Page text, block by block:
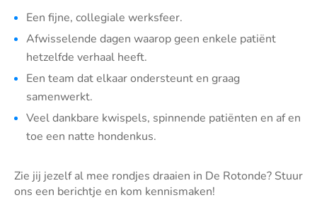
Een fijne, collegiale werksfeer.
Afwisselende dagen waarop geen enkele patiënt
hetzelfde verhaal heeft.
Een team dat elkaar ondersteunt en graag
samenwerkt.
Veel dankbare kwispels, spinnende patiënten en af en
toe een natte hondenkus.
Zie jij jezelf al mee rondjes draaien in De Rotonde? Stuur
ons een berichtje en kom kennismaken!